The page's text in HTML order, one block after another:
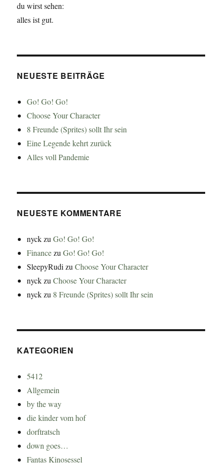
du wirst sehen:
alles ist gut.
NEUESTE BEITRÄGE
Go! Go! Go!
Choose Your Character
8 Freunde (Sprites) sollt Ihr sein
Eine Legende kehrt zurück
Alles voll Pandemie
NEUESTE KOMMENTARE
nyckzuGo! Go! Go!
FinancezuGo! Go! Go!
SleepyRudi zuChoose Your Character
nyckzuChoose Your Character
nyckzu 8 Freunde (Sprites) sollt Ihr sein
KATEGORIEN
5412
Allgemein
by the way
die kinder vom hof
dorftratsch
down goes…
Fantas Kinosessel